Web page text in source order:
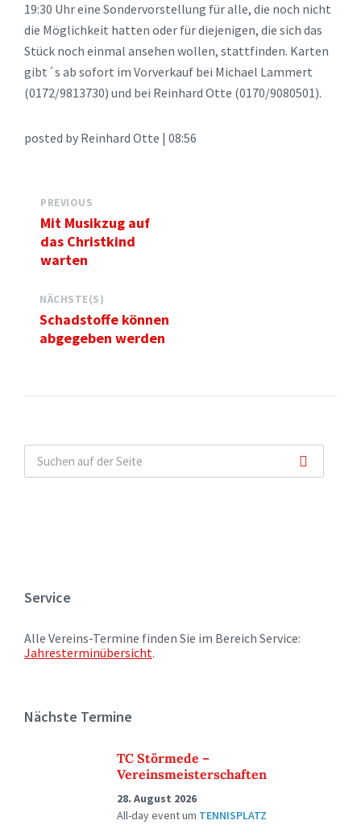
19:30 Uhr eine Sondervorstellung für alle, die noch nicht
die Möglichkeit hatten oder für diejenigen, die sich das
Stück noch einmal ansehen wollen, stattfinden. Karten
gibt´s ab sofort im Vorverkauf bei Michael Lammert
(0172/9813730) und bei Reinhard Otte (0170/9080501).
posted by Reinhard Otte | 08:56
PREVIOUS
Mit Musikzug auf
das Christkind
warten
NÄCHSTE(S)
Schadstoffe können
abgegeben werden
Service
Alle Vereins-Termine finden Sie im Bereich Service:
Jahresterminübersicht.
Nächste Termine
TC Störmede –
Vereinsmeisterschaften
28. August 2026
All-day eventum TENNISPLATZ